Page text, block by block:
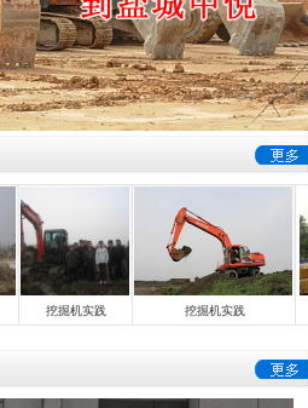
挖掘机实践 挖掘机实践